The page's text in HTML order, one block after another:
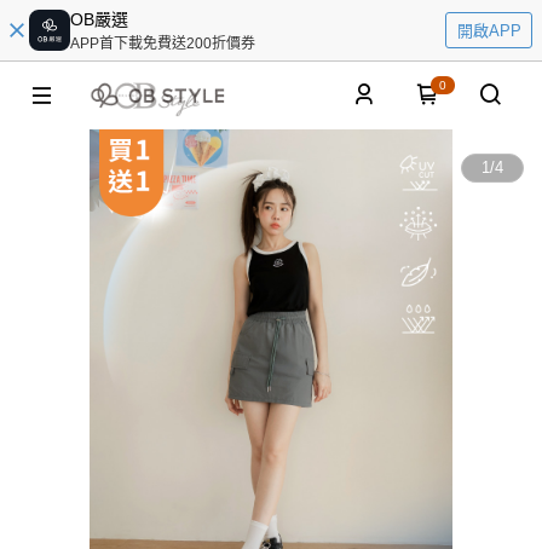
OB嚴選
APP首下載免費送200折價券
開啟APP
0
1/4